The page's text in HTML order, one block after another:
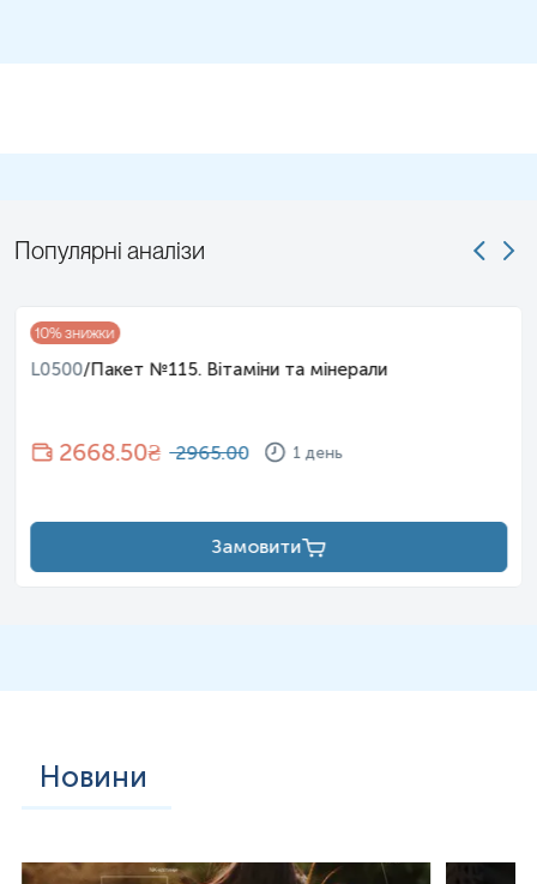
Популярні аналізи
10% знижки
L0500/Пакет №115. Вітаміни та мінерали
2668.50₴ 2965.00 1 день
Замовити
Новини